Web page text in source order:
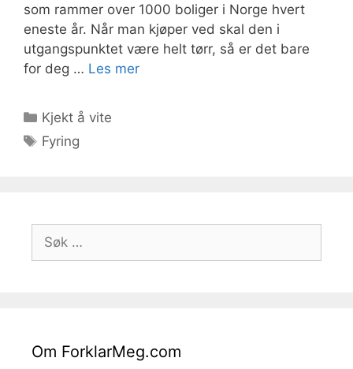
som rammer over 1000 boliger i Norge hvert
eneste år. Når man kjøper ved skal den i
utgangspunktet være helt tørr, så er det bare
for deg … Les mer
Kategorier
Kjekt å vite
Stikkord
Fyring
etter:
Om ForklarMeg.com